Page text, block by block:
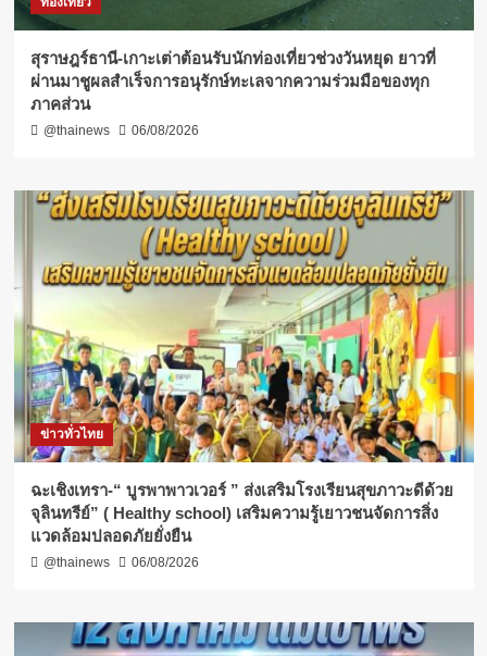
สุราษฎร์ธานี-เกาะเต่าต้อนรับนักท่องเที่ยวช่วงวันหยุด ยาวที่
ผ่านมาชูผลสำเร็จการอนุรักษ์ทะเลจากความร่วมมือของทุก
ภาคส่วน
@thainews 06/08/2026
ข่าวทั่วไทย
ฉะเชิงเทรา-​“ บูรพาพาวเวอร์ ” ส่งเสริมโรงเรียนสุขภาวะดีด้วย
จุลินทรีย์” ( Healthy school) เสริมความรู้เยาวชนจัดการสิ่ง
แวดล้อมปลอดภัยยั่งยืน
@thainews 06/08/2026